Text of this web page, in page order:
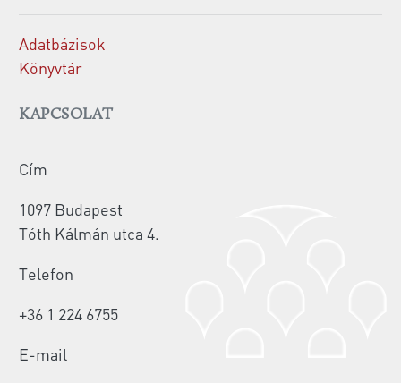
Adatbázisok
Könyvtár
KAPCSOLAT
Cím
1097 Budapest
Tóth Kálmán utca 4.
Telefon
+36 1 224 6755
E-mail